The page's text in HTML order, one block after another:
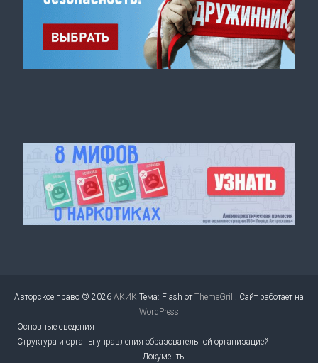
Авторское право © 2026 АКИК Тема: Flash отThemeGrill . Сайт работает на
WordPress
Основные сведения
Структура и органы управления образовательной организацией
Документы